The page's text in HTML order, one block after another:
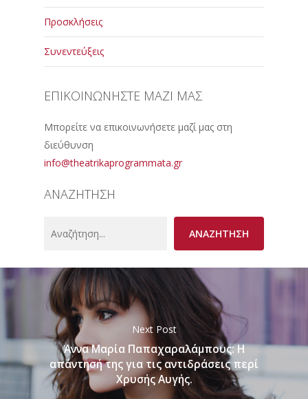
Προσκλήσεις
Συνεντεύξεις
ΕΠΙΚΟΙΝΩΝΗΣΤΕ ΜΑΖΙ ΜΑΣ
Μπορείτε να επικοινωνήσετε μαζί μας στη
διεύθυνση
info@theatrikaprogrammata.gr
ΑΝΑΖΗΤΗΣΗ
ΑΝΑΖΗΤΗΣΗ
Next Post
Άννα Μαρία Παπαχαραλάμπους: Η
απάντησή της για τις αντιδράσεις περί
Χρυσής Αυγής.